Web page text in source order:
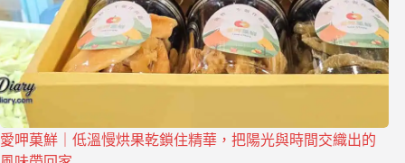
愛呷菓鮮｜低溫慢烘果乾鎖住精華，把陽光與時間交織出的